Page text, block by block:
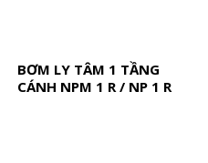
BƠM LY TÂM 1 TẦNG
CÁNH NPM 1 R / NP 1 R